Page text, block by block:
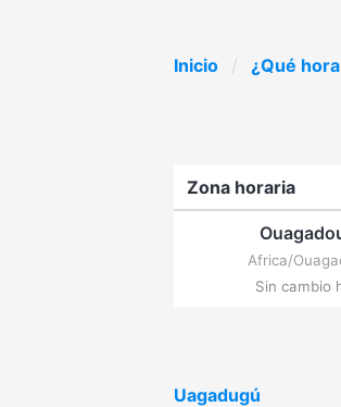
Inicio ¿Qué
Zona horaria
Africa/
Sin cambio
Uagadugú